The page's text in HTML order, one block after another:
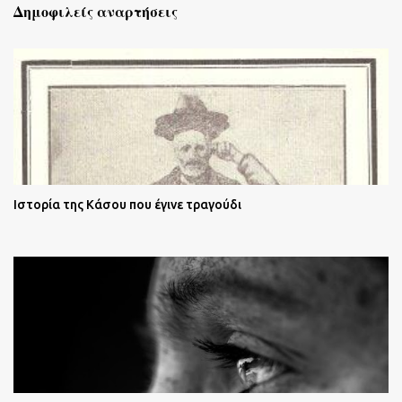
Δημοφιλείς αναρτήσεις
Ιστορία της Κάσου που έγινε τραγούδι